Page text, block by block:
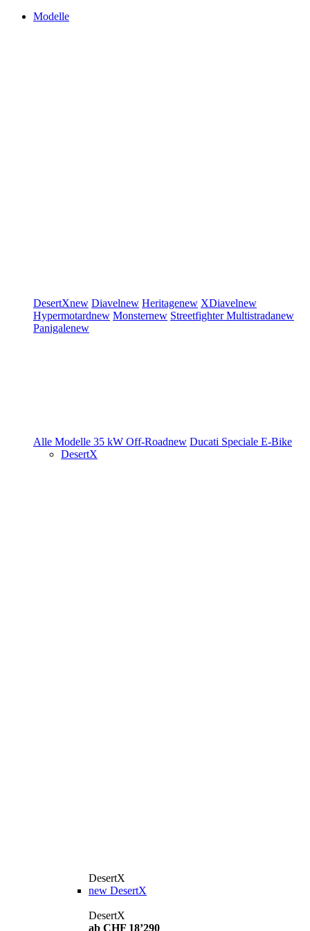
Modelle
DesertXnew Diavelnew Heritagenew XDiavelnew
Hypermotardnew Monsternew StreetfighterMultistradanew
Panigalenew
Alle Modelle 35 kW Off-Roadnew Ducati Speciale E-Bike
DesertX
DesertX
new DesertX
DesertX
ab CHF 18’290